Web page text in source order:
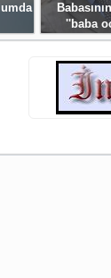
''baba